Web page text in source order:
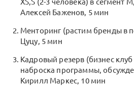
Алексей Баженов, 5 мин
Менторинг (растим бренды в
Цуцу, 5 мин
Кадровый резерв (бизнес
наброска программы,
Кирилл Маркес, 10 мин